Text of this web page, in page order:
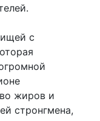
с
жиров и
стронгмена,